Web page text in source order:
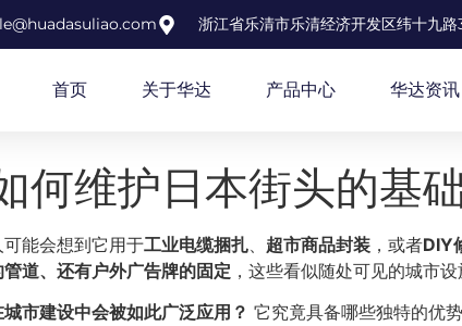
浙江省乐清市乐清经济开发区纬十九路
首页 关于华达 产品中心 华达资讯
何维护日本街头的基
可能会想到它用于工业电缆捆扎、 超市商品封装 ，或者DIY
道、还有户外广告牌的固定 ，这些看似随处可见的城市
市建设中会被如此广泛应用？ 它究竟具备哪些独特的优